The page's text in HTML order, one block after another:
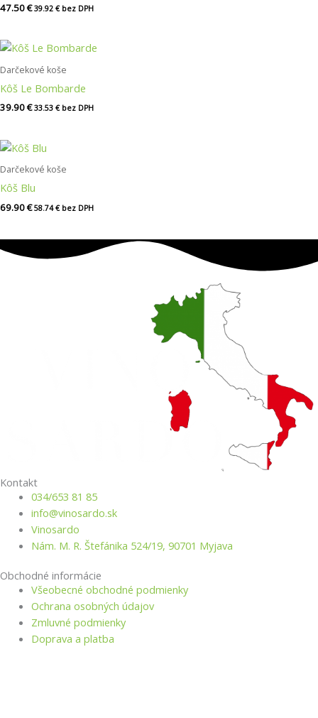
47.50€ 39.92 €bez DPH
Darčekové koše
Kôš Le Bombarde
39.90€ 33.53 €bez DPH
Darčekové koše
Kôš Blu
69.90€ 58.74€bez DPH
Kontakt
034/653 81 85
info@vino­sardo.sk
Vinosardo
Nám. M. R. Štefánika 524/19, 90701 Myjava
Obchodné informácie
Všeobecné obchodné podmienky
Ochrana osobných údajov
Zmluvné podmienky
Doprava a platba